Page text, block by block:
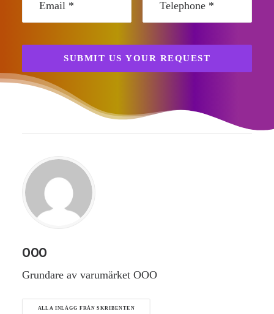
OOO
Grundare av varumärket OOO
ALLA INLÄGG FRÅN SKRIBENTEN